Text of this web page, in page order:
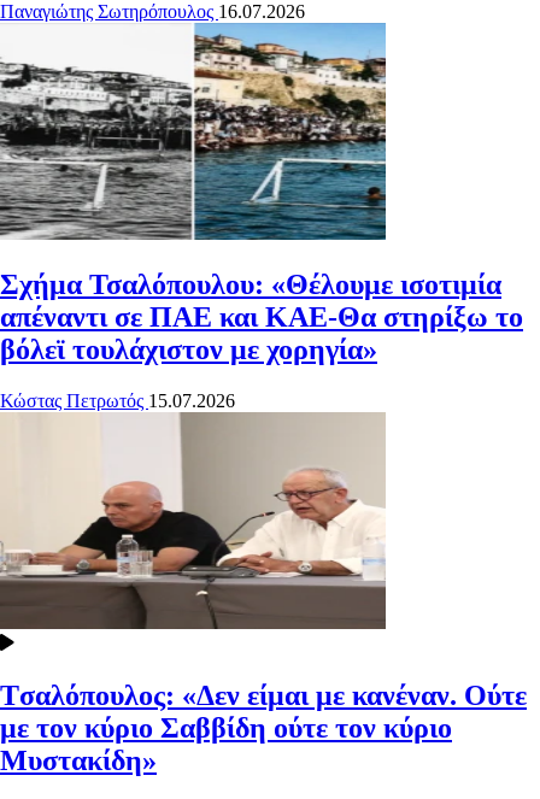
Παναγιώτης Σωτηρόπουλος 16.07.2026
Σχήμα Τσαλόπουλου: «Θέλουμε ισοτιμία
απέναντι σε ΠΑΕ και ΚΑΕ-Θα στηρίξω το
βόλεϊ τουλάχιστον με χορηγία»
Κώστας Πετρωτός 15.07.2026
Tσαλόπουλος: «Δεν είμαι με κανέναν. Ούτε
με τον κύριο Σαββίδη ούτε τον κύριο
Μυστακίδη»